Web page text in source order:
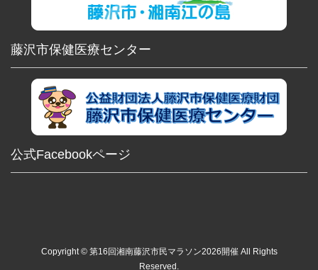
藤沢市保健医療センター
公式Facebookページ
Copyright © 第16回湘南藤沢市民マラソン2026開催 All Rights
Reserved.